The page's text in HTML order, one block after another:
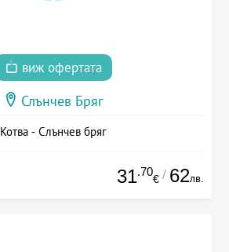
виж офертата
Слънчев Бряг
Котва - Слънчев бряг
31.70
€ / 62лв.